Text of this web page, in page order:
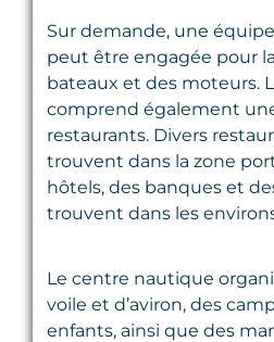
Sur demande, une
peut être engagée pour
bateaux et des moteurs.
comprend également
restaurants. Divers
trouvent dans la zone
hôtels, des banques et
trouvent dans les
Le centre nautique
voile et d’aviron, des
enfants, ainsi que des